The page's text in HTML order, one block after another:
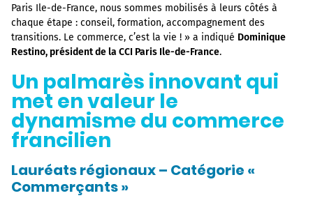
Paris Ile-de-France, nous sommes mobilisés à leurs côtés à
chaque étape : conseil, formation, accompagnement des
transitions. Le commerce, c’est la vie ! » a indiqué Dominique
Restino, président de la CCI Paris Ile-de-France.
Un palmarès innovant qui
met en valeur le
dynamisme du commerce
francilien
Lauréats régionaux – Catégorie «
Commerçants »